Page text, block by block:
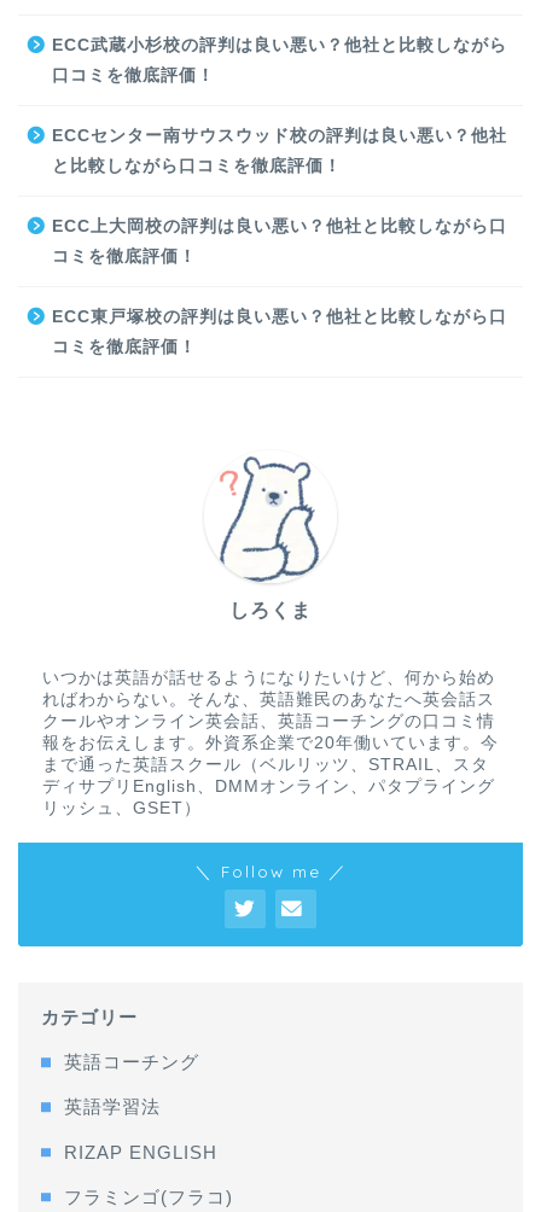
ECC武蔵小杉校の評判は良い悪い？他社と比較しながら
口コミを徹底評価！
ECCセンター南サウスウッド校の評判は良い悪い？他社
と比較しながら口コミを徹底評価！
ECC上大岡校の評判は良い悪い？他社と比較しながら口
コミを徹底評価！
ECC東戸塚校の評判は良い悪い？他社と比較しながら口
コミを徹底評価！
しろくま
いつかは英語が話せるようになりたいけど、何から始め
ればわからない。そんな、英語難民のあなたへ英会話ス
クールやオンライン英会話、英語コーチングの口コミ情
報をお伝えします。外資系企業で20年働いています。今
まで通った英語スクール（ベルリッツ、STRAIL、スタ
ディサプリEnglish、DMMオンライン、パタプライング
リッシュ、GSET）
＼ Follow me ／
カテゴリー
英語コーチング
英語学習法
RIZAP ENGLISH
フラミンゴ(フラコ)